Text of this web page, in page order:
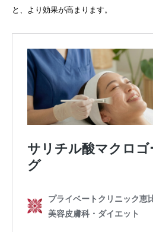
と、より効果が高まります。